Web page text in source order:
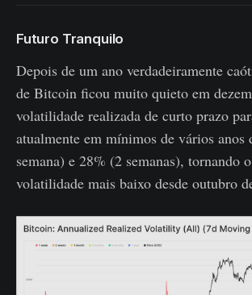
Futuro Tranquilo
Depois de um ano verdadeiramente
de Bitcoin ficou muito quieto em
volatilidade realizada de curto prazo
atualmente em mínimos de vários anos
semana) e 28% (2 semanas), tornando
volatilidade mais baixo desde outubro